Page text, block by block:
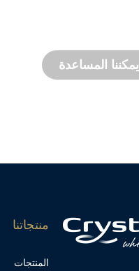
يمكننا المساعدة
منتجاتنا
المنتجات